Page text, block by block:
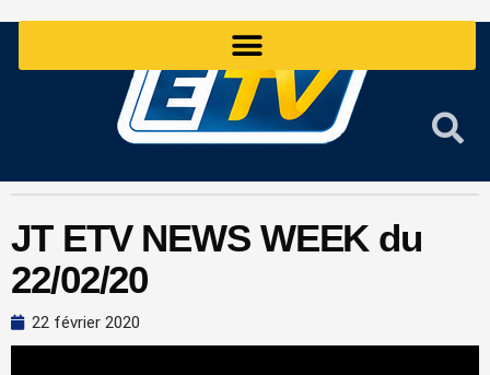
JT ETV NEWS WEEK du
22/02/20
22 février 2020